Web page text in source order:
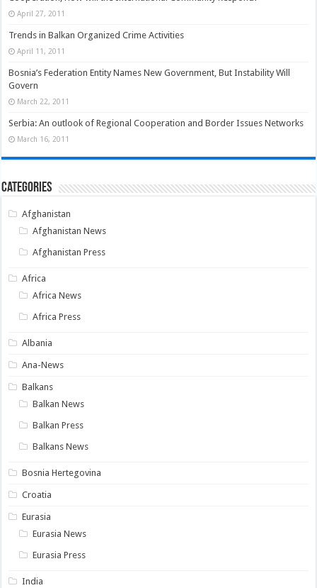
April 27, 2011
Trends in Balkan Organized Crime Activities
April 11, 2011
Bosnia’s Federation Entity Names New Government, But Instability Will
Govern
March 22, 2011
Serbia: An outlook of Regional Cooperation and Border Issues Networks
March 16, 2011
Categories
Afghanistan
Afghanistan News
Afghanistan Press
Africa
Africa News
Africa Press
Albania
Ana-News
Balkans
Balkan News
Balkan Press
Balkans News
Bosnia Hertegovina
Croatia
Eurasia
Eurasia News
Eurasia Press
India